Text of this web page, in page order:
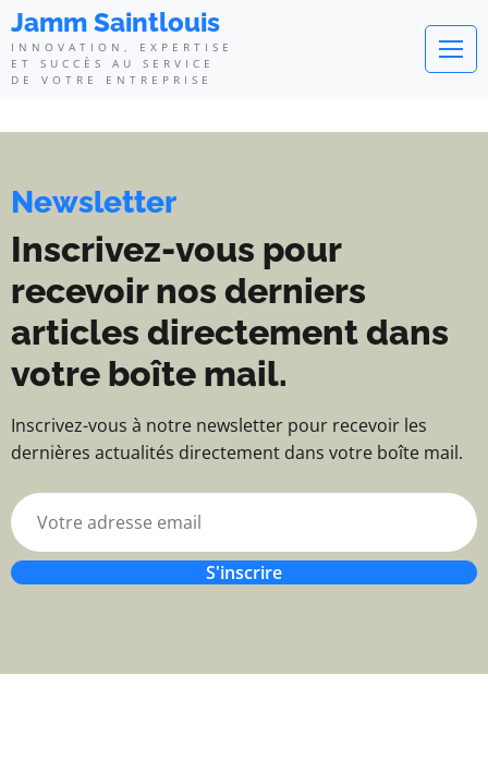
Jamm Saintlouis - Innovation,
Jamm Saintlouis
INNOVATION, EXPERTISE
ET SUCCÈS AU SERVICE
DE VOTRE ENTREPRISE
Newsletter
Inscrivez-vous pour
recevoir nos derniers
articles directement dans
votre boîte mail.
Inscrivez-vous à notre newsletter pour recevoir les
dernières actualités directement dans votre boîte mail.
S'inscrire